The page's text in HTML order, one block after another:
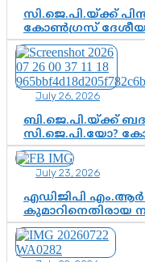
സി.ജെ.പി.യ്ക്ക്
കോൺഗ്രസ് ദേശീയ
ആശങ്കയോ?
July 26, 2026
ബി.ജെ.പി.യ്ക്ക്
സി.ജെ.പി.യോ?
രാഷ്ട്രീയ ഇടം
സിജെപി
ഇന്ത്യൻ
വഴിത്തിരിവ്
July 23, 2026
എഡിജിപി
കുമാറിനെതിരായ
സസ്പെൻഷനിൽ
അതോ കൂടുതൽ
നടപടികളിലേക്കോ?